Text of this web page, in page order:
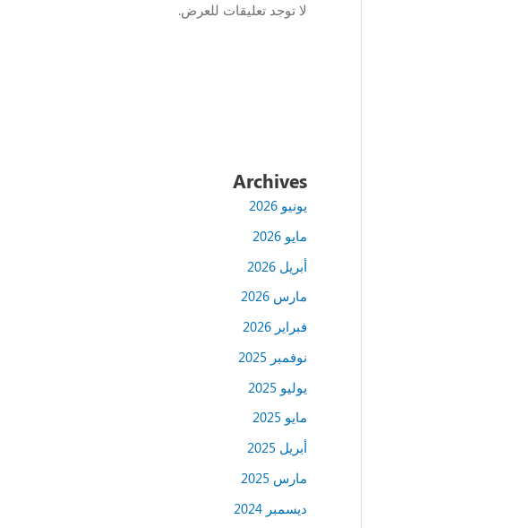
لا توجد تعليقات للعرض.
Archives
يونيو 2026
مايو 2026
أبريل 2026
مارس 2026
فبراير 2026
نوفمبر 2025
يوليو 2025
مايو 2025
أبريل 2025
مارس 2025
ديسمبر 2024